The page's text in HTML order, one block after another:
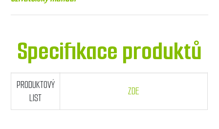
Specifikace produktů
PRODUKTOVÝ
LIST
ZDE